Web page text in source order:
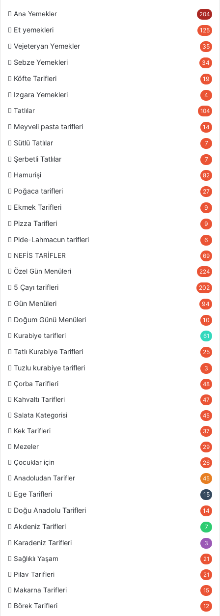
karıştırmaya devam edin. Üzerine karbonat, kabartma
tozu ve azar azar un ekleyerek elle güzelce yoğurun.
Yumuşak ele yapışan bir hamur elde edin. Daha sonra
ellerinizi yağlayarak hamurdan mandalina
kağıt serili tepsiye dizin.
Hamurların üzerine yumurta sarısı sürdükten sonra
tam orta kısmına bıçakla artı şeklinde iz verin. Son
ısıtılmış fırında 180 derecede 25-30 dk pişirin. Afiyet
olsun
Ana Yemekler 204
Et yemekleri 125
Vejeteryan Yemekler 35
Sebze Yemekleri 34
Köfte Tarifleri 19
Izgara Yemekleri 4
Tatlılar 104
Meyveli pasta tarifleri 14
Sütlü Tatlılar 7
Şerbetli Tatlılar 7
Hamurişi 82
Poğaca tarifleri 27
Ekmek Tarifleri 9
Pizza Tarifleri 9
Pide-Lahmacun tarifleri 6
NEFİS TARİFLER 69
Özel Gün Menüleri 224
5 Çayı tarifleri 202
Gün Menüleri 94
Doğum Günü Menüleri 10
Kurabiye tarifleri 61
Tatlı Kurabiye Tarifleri 25
Tuzlu kurabiye tarifleri 3
Çorba Tarifleri 48
Kahvaltı Tarifleri 47
Salata Kategorisi 45
Kek Tarifleri 37
Mezeler 29
Çocuklar için 26
Anadoludan Tarifler 45
Ege Tarifleri 15
Doğu Anadolu Tarifleri 14
Akdeniz Tarifleri 7
Karadeniz Tarifleri 3
Sağlıklı Yaşam 21
Pilav Tarifleri 21
Makarna Tarifleri 15
Börek Tarifleri 12